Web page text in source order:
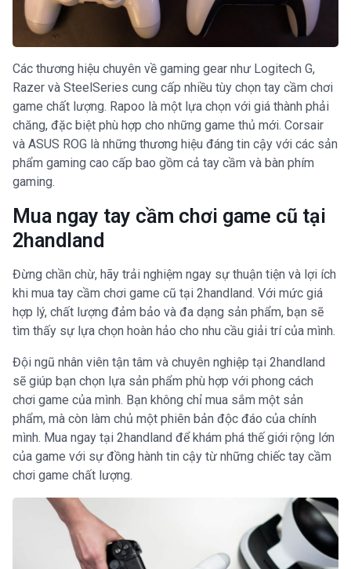
Các thương hiệu chuyên về gaming gear như Logitech G,
Razer và SteelSeries cung cấp nhiều tùy chọn tay cầm chơi
game chất lượng. Rapoo là một lựa chọn với giá thành phải
chăng, đặc biệt phù hợp cho những game thủ mới. Corsair
và ASUS ROG là những thương hiệu đáng tin cậy với các sản
phẩm gaming cao cấp bao gồm cả tay cầm và bàn phím
gaming.
Mua ngay tay cầm chơi game cũ tại
2handland
Đừng chần chừ, hãy trải nghiệm ngay sự thuận tiện và lợi ích
khi mua tay cầm chơi game cũ tại 2handland. Với mức giá
hợp lý, chất lượng đảm bảo và đa dạng sản phẩm, bạn sẽ
tìm thấy sự lựa chọn hoàn hảo cho nhu cầu giải trí của mình.
Đội ngũ nhân viên tận tâm và chuyên nghiệp tại 2handland
sẽ giúp bạn chọn lựa sản phẩm phù hợp với phong cách
chơi game của mình. Bạn không chỉ mua sắm một sản
phẩm, mà còn làm chủ một phiên bản độc đáo của chính
mình. Mua ngay tại 2handland để khám phá thế giới rộng lớn
của game với sự đồng hành tin cậy từ những chiếc tay cầm
chơi game chất lượng.